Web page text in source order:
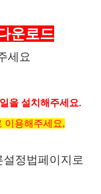
운로드
세요
을 설치해주세요.
이용해주세요,
설정법페이지로